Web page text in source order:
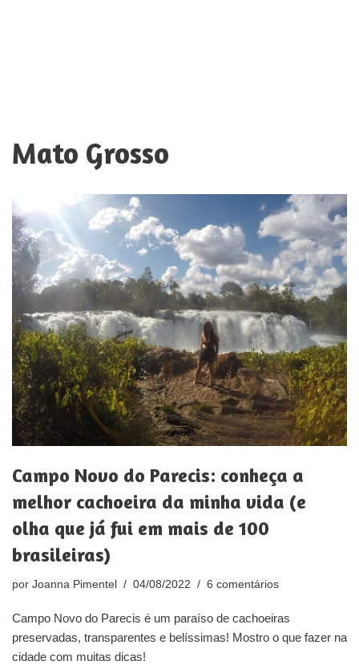
Mato Grosso
Campo Novo do Parecis: conheça a
melhor cachoeira da minha vida (e
olha que já fui em mais de 100
brasileiras)
por Joanna Pimentel 04/08/2022 6 comentários
Campo Novo do Parecis é um paraíso de cachoeiras
preservadas, transparentes e belíssimas! Mostro o que fazer na
cidade com muitas dicas!